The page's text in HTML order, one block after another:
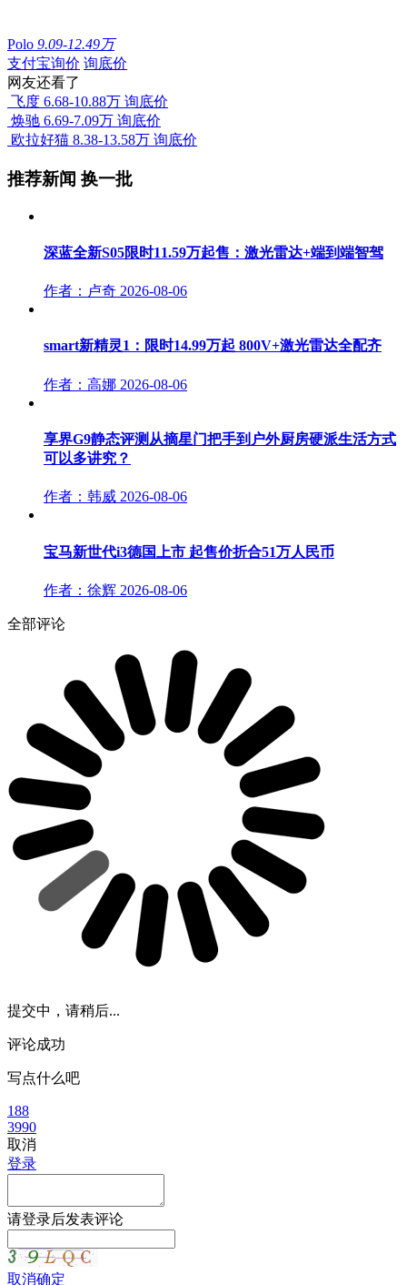
Polo 9.09-12.49万
支付宝询价 询底价
网友还看了
飞度 6.68-10.88万 询底价
焕驰 6.69-7.09万 询底价
欧拉好猫 8.38-13.58万 询底价
推荐新闻 换一批
深蓝全新S05限时11.59万起售：激光雷达+端到端智驾
作者：卢奇 2026-08-06
smart新精灵1：限时14.99万起 800V+激光雷达全配齐
作者：高娜 2026-08-06
享界G9静态评测从摘星门把手到户外厨房硬派生活方式
可以多讲究？
作者：韩威 2026-08-06
宝马新世代i3德国上市 起售价折合51万人民币
作者：徐辉 2026-08-06
全部评论
提交中，请稍后...
评论成功
写点什么吧
188
3990
取消
登录
请登录后发表评论